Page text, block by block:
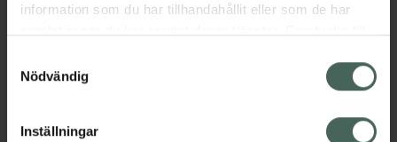
information som du har tillhandahållit eller som de har
återkalla ditt samtycke via webbplatsens
cookieinställningar. Ett återkallat samtycke påverkar inte
lagligheten av behandling som skett innan återkallelsen.
Nödvändig
Inställningar
EAN:05014602808259
Kronans Apotek finns här för dig. Du hittar oss från Skåne i